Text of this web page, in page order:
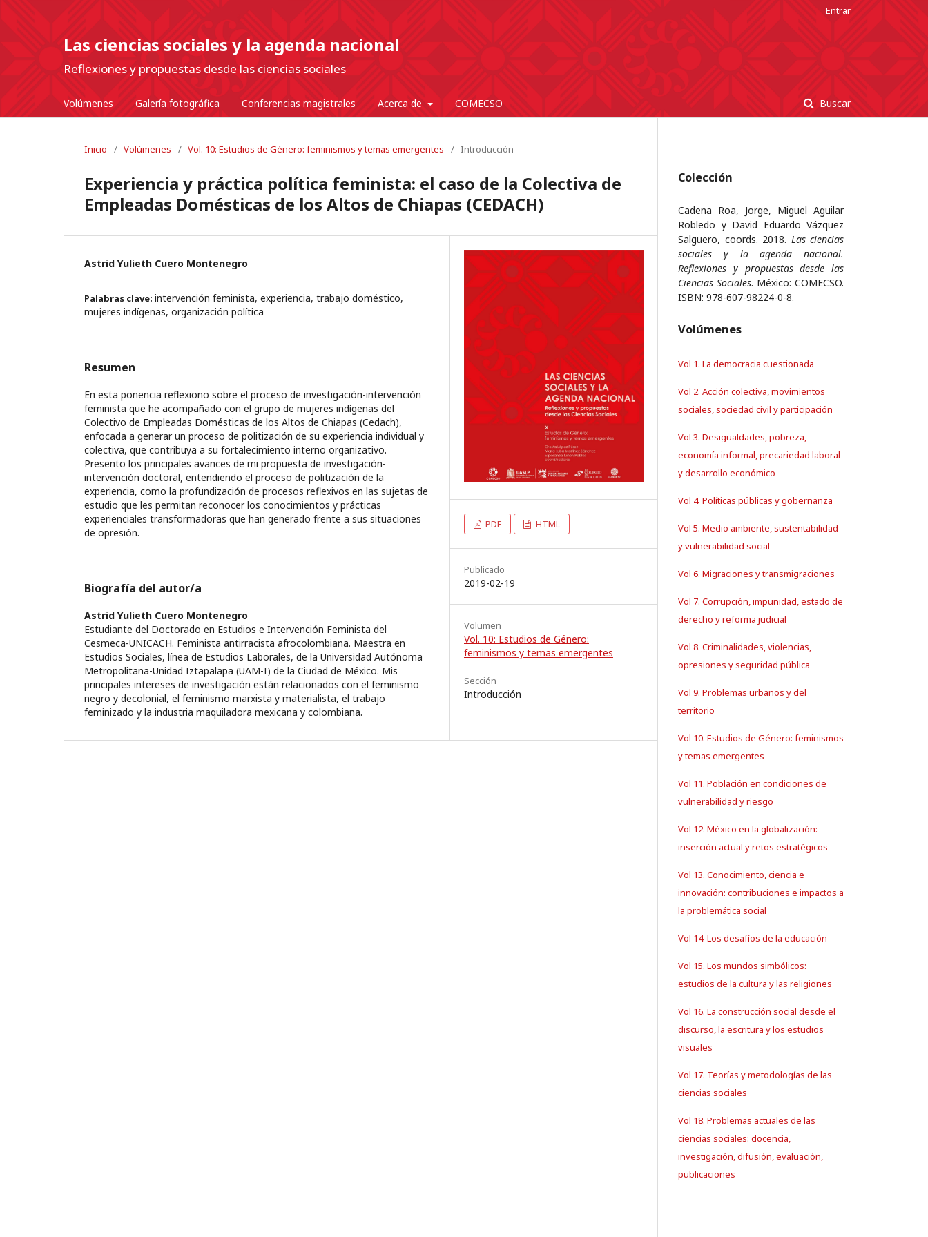
Las ciencias sociales y la agenda nacional
Reflexiones y propuestas desde las ciencias sociales
Volúmenes Galería fotográfica Conferencias magistrales Acerca de COMECSO Buscar
Entrar
Inicio / Volúmenes / Vol. 10: Estudios de Género: feminismos y temas emergentes / Introducción
Experiencia y práctica política feminista: el caso de la Colectiva de
Empleadas Domésticas de los Altos de Chiapas (CEDACH)
Astrid Yulieth Cuero Montenegro
Palabras clave: intervención feminista, experiencia, trabajo doméstico,
mujeres indígenas, organización política
Resumen
En esta ponencia reflexiono sobre el proceso de investigación-intervención
feminista que he acompañado con el grupo de mujeres indígenas del
Colectivo de Empleadas Domésticas de los Altos de Chiapas (Cedach),
enfocada a generar un proceso de politización de su experiencia individual y
colectiva, que contribuya a su fortalecimiento interno organizativo.
Presento los principales avances de mi propuesta de investigación-
intervención doctoral, entendiendo el proceso de politización de la
experiencia, como la profundización de procesos reflexivos en las sujetas de
estudio que les permitan reconocer los conocimientos y prácticas
experienciales transformadoras que han generado frente a sus situaciones
de opresión.
Biografía del autor/a
Astrid Yulieth Cuero Montenegro
Estudiante del Doctorado en Estudios e Intervención Feminista del
Cesmeca-UNICACH. Feminista antirracista afrocolombiana. Maestra en
Estudios Sociales, línea de Estudios Laborales, de la Universidad Autónoma
Metropolitana-Unidad Iztapalapa (UAM-I) de la Ciudad de México. Mis
principales intereses de investigación están relacionados con el feminismo
negro y decolonial, el feminismo marxista y materialista, el trabajo
feminizado y la industria maquiladora mexicana y colombiana.
PDF HTML
Publicado
2019-02-19
Volumen
Vol. 10: Estudios de Género:
feminismos y temas emergentes
Sección
Introducción
Colección
Cadena Roa, Jorge, Miguel Aguilar
Robledo y David Eduardo Vázquez
Salguero, coords. 2018. Las ciencias
sociales y la agenda nacional.
Reflexiones y propuestas desde las
Ciencias Sociales. México: COMECSO.
ISBN: 978-607-98224-0-8.
Volúmenes
Vol 1. La democracia cuestionada
Vol 2. Acción colectiva, movimientos
sociales, sociedad civil y participación
Vol 3. Desigualdades, pobreza,
economía informal, precariedad laboral
y desarrollo económico
Vol 4. Políticas públicas y gobernanza
Vol 5. Medio ambiente, sustentabilidad
y vulnerabilidad social
Vol 6. Migraciones y transmigraciones
Vol 7. Corrupción, impunidad, estado de
derecho y reforma judicial
Vol 8. Criminalidades, violencias,
opresiones y seguridad pública
Vol 9. Problemas urbanos y del
territorio
Vol 10. Estudios de Género: feminismos
y temas emergentes
Vol 11. Población en condiciones de
vulnerabilidad y riesgo
Vol 12. México en la globalización:
inserción actual y retos estratégicos
Vol 13. Conocimiento, ciencia e
innovación: contribuciones e impactos a
la problemática social
Vol 14. Los desafíos de la educación
Vol 15. Los mundos simbólicos:
estudios de la cultura y las religiones
Vol 16. La construcción social desde el
discurso, la escritura y los estudios
visuales
Vol 17. Teorías y metodologías de las
ciencias sociales
Vol 18. Problemas actuales de las
ciencias sociales: docencia,
investigación, difusión, evaluación,
publicaciones